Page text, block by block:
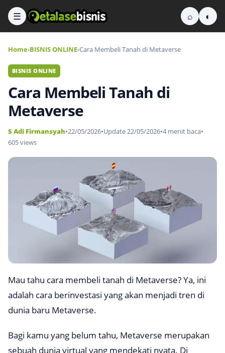
☰ ⌕ ◐
Home›BISNIS ONLINE›Cara Membeli Tanah di Metaverse
BISNIS ONLINE
Cara Membeli Tanah di
Metaverse
S Adi Firmansyah•22/05/2026•Update 22/05/2026•4 menit baca•
605 views
Mau tahu cara membeli tanah di Metaverse? Ya, ini
adalah cara berinvestasi yang akan menjadi tren di
dunia baru Metaverse.
Bagi kamu yang belum tahu, Metaverse merupakan
sebuah dunia virtual yang mendekati nyata. Di